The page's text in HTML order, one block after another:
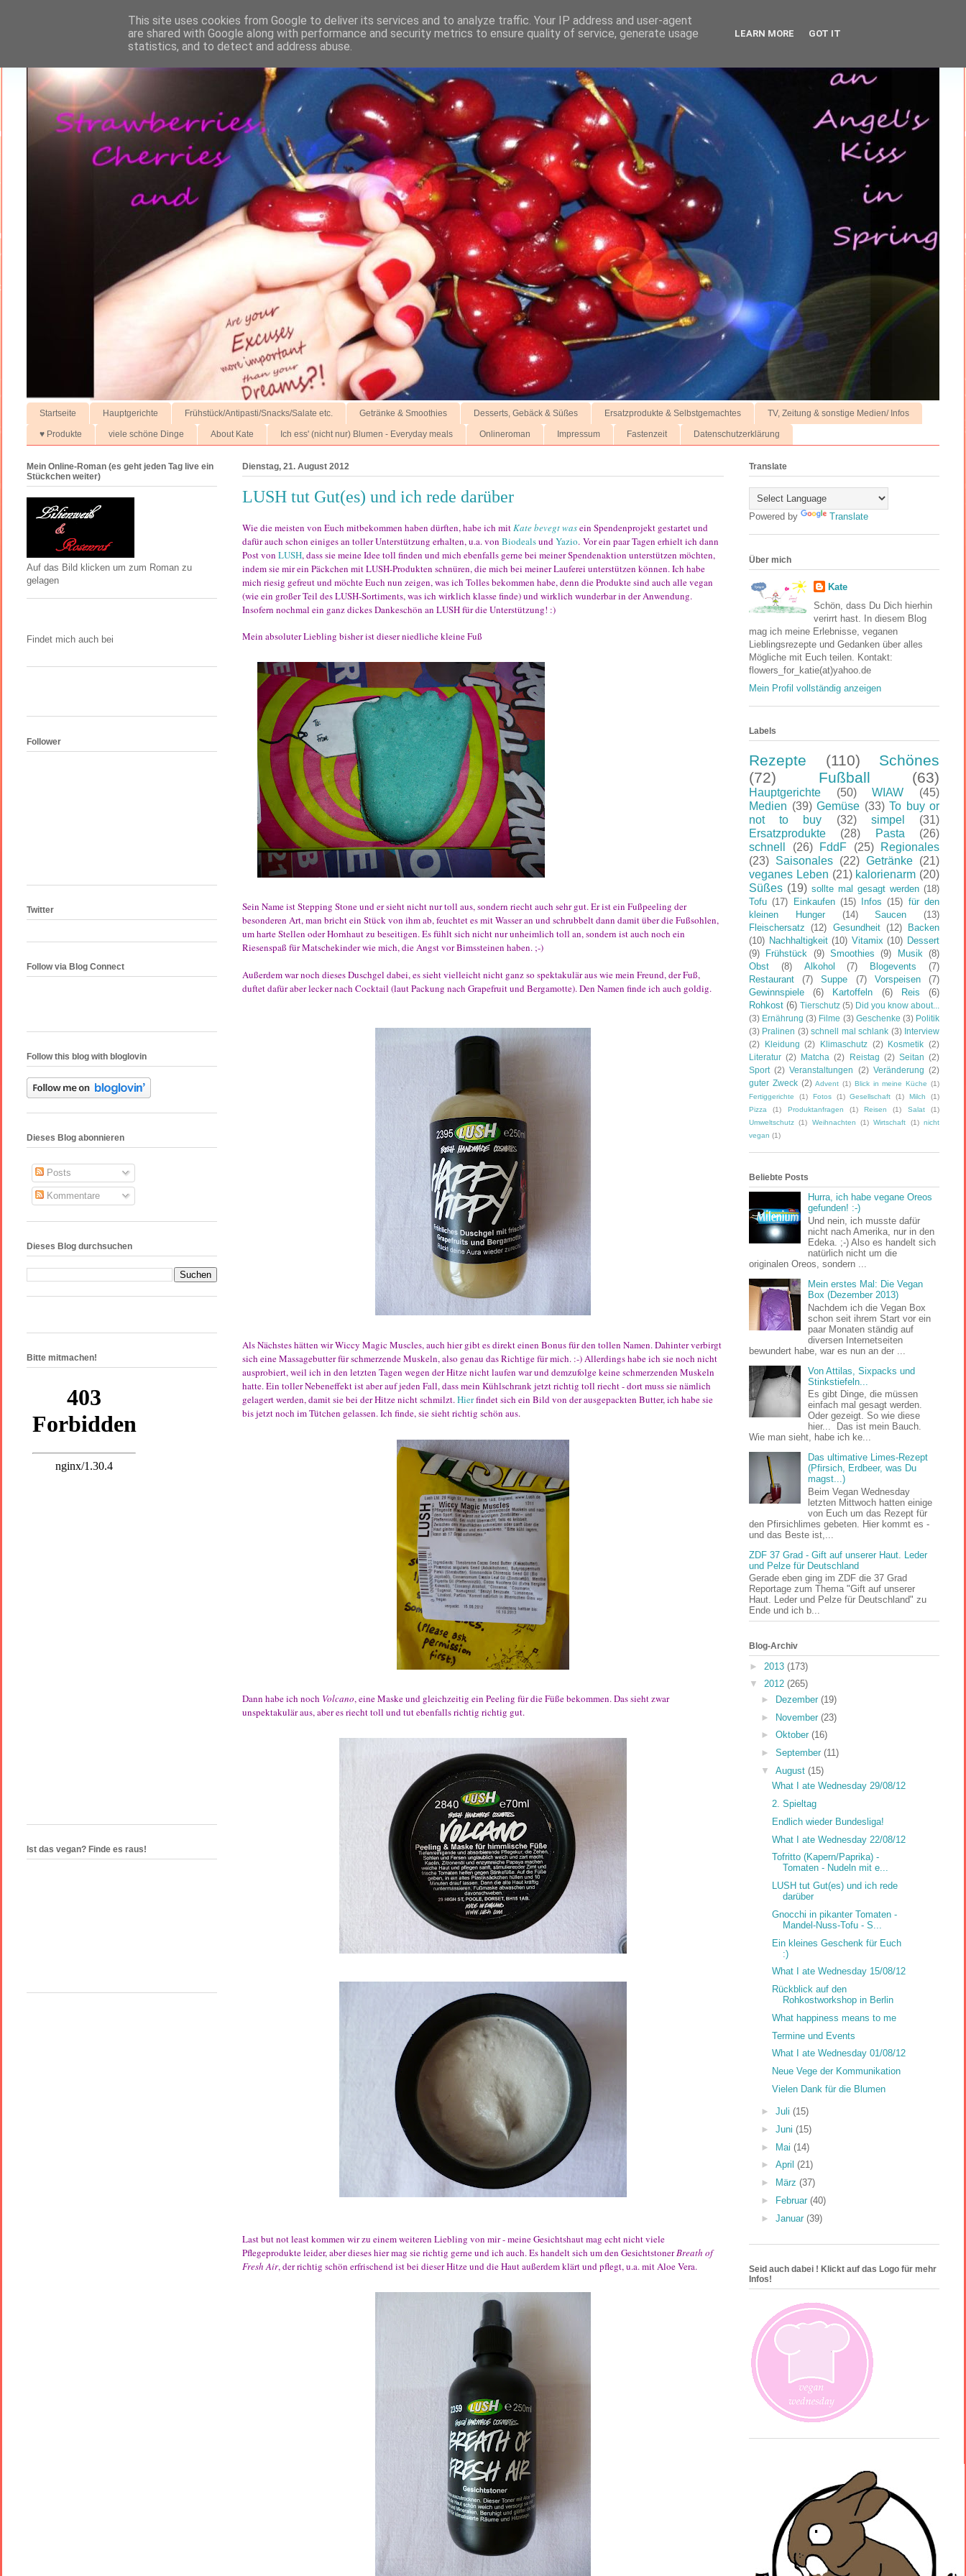
Startseite Hauptgerichte Frühstück/Antipasti/Snacks/Salate etc. Getränke & Smoothies Desserts, Gebäck & Süßes Ersatzprodukte & Selbstgemachtes TV, Zeitung & sonstige Medien/ Infos
♥ Produkte viele schöne Dinge About Kate Ich ess' (nicht nur) Blumen - Everyday meals Onlineroman Impressum Fastenzeit Datenschutzerklärung
Dienstag, 21. August 2012
LUSH tut Gut(es) und ich rede darüber
Wie die meisten von Euch mitbekommen haben dürften, habe ich mitKate bevegt wasein Spendenprojekt gestartet und
dafür auch schon einiges an toller Unterstützung erhalten, u.a. von BiodealsundYazio. Vor ein paar Tagen erhielt ich dann
Post von LUSH, dass sie meine Idee toll finden und mich ebenfalls gerne bei meiner Spendenaktion unterstützen möchten,
indem sie mir ein Päckchen mit LUSH-Produkten schnüren, die mich bei meiner Lauferei unterstützen können. Ich habe
mich riesig gefreut und möchte Euch nun zeigen, was ich Tolles bekommen habe, denn die Produkte sind auch alle vegan
(wie ein großer Teil des LUSH-Sortiments, was ich wirklich klasse finde) und wirklich wunderbar in der Anwendung.
Insofern nochmal ein ganz dickes Dankeschön an LUSH für die Unterstützung! :)
Mein absoluter Liebling bisher ist dieser niedliche kleine Fuß
Sein Name ist Stepping Stone und er sieht nicht nur toll aus, sondern riecht auch sehr gut. Er ist ein Fußpeeling der
besonderen Art, man bricht ein Stück von ihm ab, feuchtet es mit Wasser an und schrubbelt dann damit über die Fußsohlen,
um harte Stellen oder Hornhaut zu beseitigen. Es fühlt sich nicht nur unheimlich toll an, sondern ist auch noch ein
Riesenspaß für Matschekinder wie mich, die Angst vor Bimssteinen haben. ;-)
Außerdem war noch dieses Duschgel dabei, es sieht vielleicht nicht ganz so spektakulär aus wie mein Freund, der Fuß,
duftet dafür aber lecker nach Cocktail (laut Packung nach Grapefruit und Bergamotte). Den Namen finde ich auch goldig.
Als Nächstes hätten wir Wiccy Magic Muscles, auch hier gibt es direkt einen Bonus für den tollen Namen. Dahinter verbirgt
sich eine Massagebutter für schmerzende Muskeln, also genau das Richtige für mich. :-) Allerdings habe ich sie noch nicht
ausprobiert, weil ich in den letzten Tagen wegen der Hitze nicht laufen war und demzufolge keine schmerzenden Muskeln
hatte. Ein toller Nebeneffekt ist aber auf jeden Fall, dass mein Kühlschrank jetzt richtig toll riecht - dort muss sie nämlich
gelagert werden, damit sie bei der Hitze nicht schmilzt.Hierfindet sich ein Bild von der ausgepackten Butter, ich habe sie
bis jetzt noch im Tütchen gelassen. Ich finde, sie sieht richtig schön aus.
Dann habe ich noch Volcano, eine Maske und gleichzeitig ein Peeling für die Füße bekommen. Das sieht zwar
unspektakulär aus, aber es riecht toll und tut ebenfalls richtig richtig gut.
Last but not least kommen wir zu einem weiteren Liebling von mir - meine Gesichtshaut mag echt nicht viele
Pflegeprodukte leider, aber dieses hier mag sie richtig gerne und ich auch. Es handelt sich um den GesichtstonerBreath of
Fresh Air, der richtig schön erfrischend ist bei dieser Hitze und die Haut außerdem klärt und pflegt, u.a. mit Aloe Vera.
Mein Online-Roman (es geht jeden Tag live ein
Stückchen weiter)
Auf das Bild klicken um zum Roman zu
gelagen
Findet mich auch bei
Follower
Twitter
Follow via Blog Connect
Follow this blog with bloglovin
Dieses Blog abonnieren
Posts
Kommentare
Dieses Blog durchsuchen
Bitte mitmachen!
Ist das vegan? Finde es raus!
Translate
Powered by Translate
Über mich
Kate
Schön, dass Du Dich hierhin
verirrt hast. In diesem Blog
mag ich meine Erlebnisse, veganen
Lieblingsrezepte und Gedanken über alles
Mögliche mit Euch teilen. Kontakt:
flowers_for_katie(at)yahoo.de
Mein Profil vollständig anzeigen
Labels
Rezepte (110)
Schönes
(72)
Fußball (63)
Hauptgerichte (50) WIAW
(45)
Medien (39) Gemüse (33) To buy or
not to buy
(32) simpel
(31)
Ersatzprodukte
(28) Pasta
(26)
schnell
(26) FddF (25)
Regionales
(23) Saisonales (22) Getränke (21)
veganes Leben (21) kalorienarm (20)
Süßes (19) sollte mal gesagt werden (18)
Tofu (17) Einkaufen (15) Infos (15) für den
kleinen Hunger
(14) Saucen
(13)
Fleischersatz
(12) Gesundheit (12)
Backen
(10) Nachhaltigkeit (10) Vitamix (10) Dessert
(9)
Frühstück (9) Smoothies (9) Musik
(8)
Obst
(8) Alkohol (7) Blogevents
(7)
Restaurant
(7) Suppe (7) Vorspeisen
(7)
Gewinnspiele
(6) Kartoffeln (6) Reis
(6)
Rohkost (6) Tierschutz (5) Did you know about...
(3) Ernährung (3) Filme (3) Geschenke (3) Politik
(3) Pralinen (3) schnell mal schlank (3) Interview
(2)
Kleidung (2) Klimaschutz (2) Kosmetik (2)
Literatur (2) Matcha (2) Reistag (2) Seitan (2)
Sport (2) Veranstaltungen (2) Veränderung (2)
guter Zweck (2) Advent (1) Blick in meine Küche (1)
Fertiggerichte
(1) Fotos (1) Gesellschaft (1) Milch
(1)
Pizza
(1) Produktanfragen (1) Reisen (1) Salat
(1)
Umweltschutz (1) Weihnachten (1) Wirtschaft (1) nicht
vegan (1)
Beliebte Posts
Hurra, ich habe vegane Oreos
gefunden! :-)
Und nein, ich musste dafür
nicht nach Amerika, nur in den
Edeka. ;-) Also es handelt sich
natürlich nicht um die
originalen Oreos, sondern ...
Mein erstes Mal: Die Vegan
Box (Dezember 2013)
Nachdem ich die Vegan Box
schon seit ihrem Start vor ein
paar Monaten ständig auf
diversen Internetseiten
bewundert habe, war es nun an der ...
Von Attilas, Sixpacks und
Stinkstiefeln...
Es gibt Dinge, die müssen
einfach mal gesagt werden.
Oder gezeigt. So wie diese
hier... Das ist mein Bauch.
Wie man sieht, habe ich ke...
Das ultimative Limes-Rezept
(Pfirsich, Erdbeer, was Du
magst...)
Beim Vegan Wednesday
letzten Mittwoch hatten einige
von Euch um das Rezept für
den Pfirsichlimes gebeten. Hier kommt es -
und das Beste ist,...
ZDF 37 Grad - Gift auf unserer Haut. Leder
und Pelze für Deutschland
Gerade eben ging im ZDF die 37 Grad
Reportage zum Thema "Gift auf unserer
Haut. Leder und Pelze für Deutschland" zu
Ende und ich b...
Blog-Archiv
► 2013 (173)
▼ 2012 (265)
►
Dezember (19)
► November (23)
► Oktober (16)
► September (11)
▼ August (15)
What I ate Wednesday 29/08/12
2. Spieltag
Endlich wieder Bundesliga!
What I ate Wednesday 22/08/12
Tofritto (Kapern/Paprika) -
Tomaten - Nudeln mit e...
LUSH tut Gut(es) und ich rede
darüber
Gnocchi in pikanter Tomaten -
Mandel-Nuss-Tofu - S...
Ein kleines Geschenk für Euch
:)
What I ate Wednesday 15/08/12
Rückblick auf den
Rohkostworkshop in Berlin
What happiness means to me
Termine und Events
What I ate Wednesday 01/08/12
Neue Vege der Kommunikation
Vielen Dank für die Blumen
► Juli (15)
► Juni (15)
► Mai (14)
► April (21)
►
März (37)
►
Februar (40)
► Januar (39)
Seid auch dabei ! Klickt auf das Logo für mehr
Infos!
This site uses cookies from Google to deliver its services and to analyze traffic. Your IP address and user-agent
are shared with Google along with performance and security metrics to ensure quality of service, generate usage
statistics, and to detect and address abuse.
LEARN MORE GOT IT